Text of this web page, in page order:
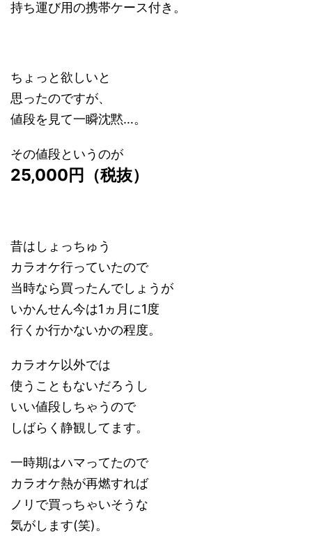
持ち運び用の携帯ケース付き。
ちょっと欲しいと
思ったのですが、
値段を見て一瞬沈黙…。
その値段というのが
25,000円（税抜）
昔はしょっちゅう
カラオケ行っていたので
当時なら買ったんでしょうが
いかんせん今は1ヵ月に1度
行くか行かないかの程度。
カラオケ以外では
使うこともないだろうし
いい値段しちゃうので
しばらく静観してます。
一時期はハマってたので
カラオケ熱が再燃すれば
ノリで買っちゃいそうな
気がします(笑)。